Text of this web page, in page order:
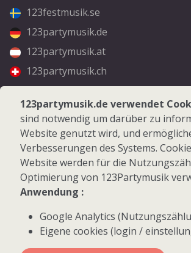
123festmusik.se
123partymusik.de
123partymusik.at
123partymusik.ch
Folgen Sie uns
Facebook
Instagram
© 2026 123Partymusik.de - Alle Rechte
123partymusik.de verwendet
sind notwendig um darüber zu
Website genutzt wird, und
Verbesserungen des Systems.
Website werden für die
Optimierung von 123Partymusik
Anwendung :
Google Analytics
Eigene cookies (login /